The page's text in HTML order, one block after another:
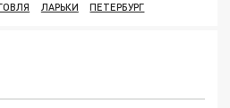
ЛАРЬКИ ПЕТЕРБУРГ